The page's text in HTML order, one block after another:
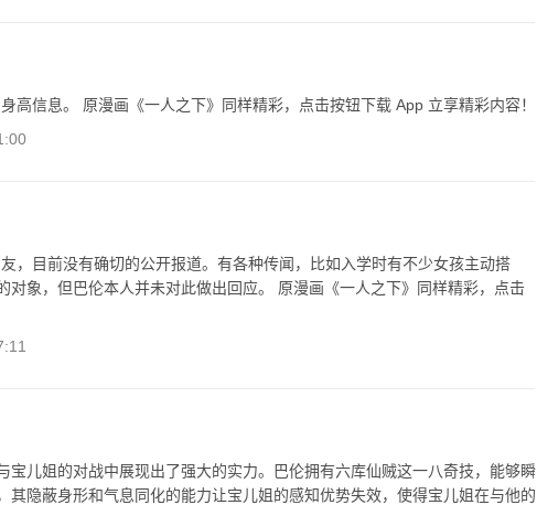
高信息。 原漫画《一人之下》同样精彩，点击按钮下载 App 立享精彩内容！
，目前没有确切的公开报道。有各种传闻，比如入学时有不少女孩主动搭
对象，但巴伦本人并未对此做出回应。 原漫画《一人之下》同样精彩，点击
宝儿姐的对战中展现出了强大的实力。巴伦拥有六库仙贼这一八奇技，能够瞬
其隐蔽身形和气息同化的能力让宝儿姐的感知优势失效，使得宝儿姐在与他的